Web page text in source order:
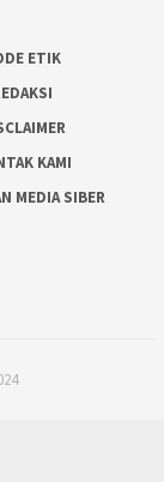
ETIK
KAMI
MEDIA SIBER